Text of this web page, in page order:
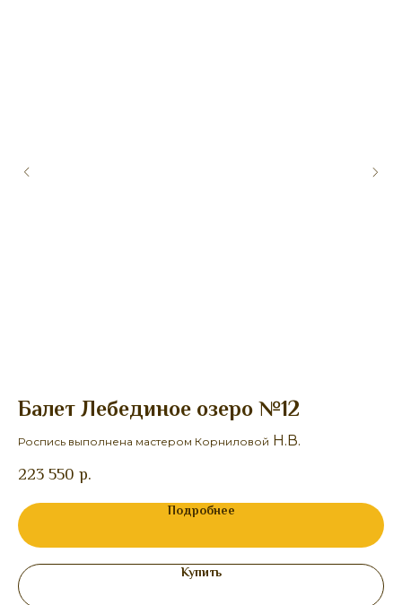
Балет Лебединое озеро №12
Роспись выполнена мастером Корниловой Н.В.
223 550 р.
Подробнее
Купить